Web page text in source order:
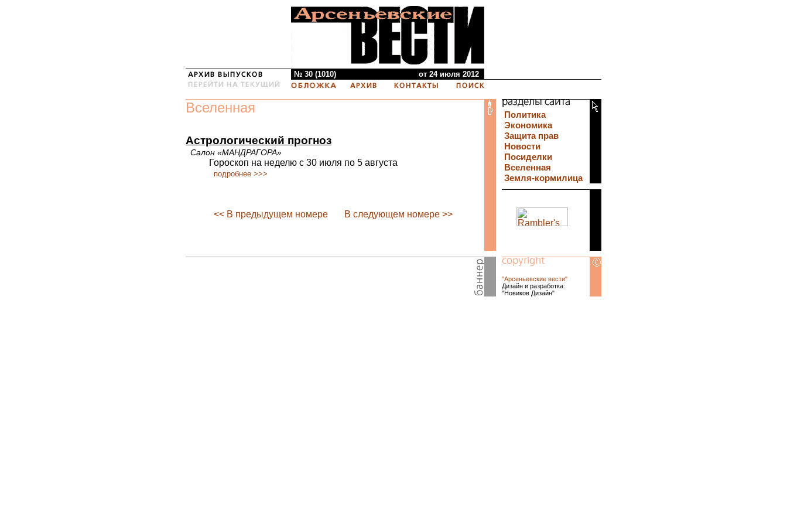
№ 30 (1010) от 24 июля 2012
Вселенная
Астрологический прогноз
Салон «МАНДРАГОРА»
Гороскоп на неделю с 30 июля по 5 августа
подробнее >>>
<< В предыдущем номере В следующем номере >>
Политика
Экономика
Защита прав
Новости
Посиделки
Вселенная
Земля-кормилица
"Арсеньевские вести"
Дизайн и разработка:
"Новиков Дизайн"